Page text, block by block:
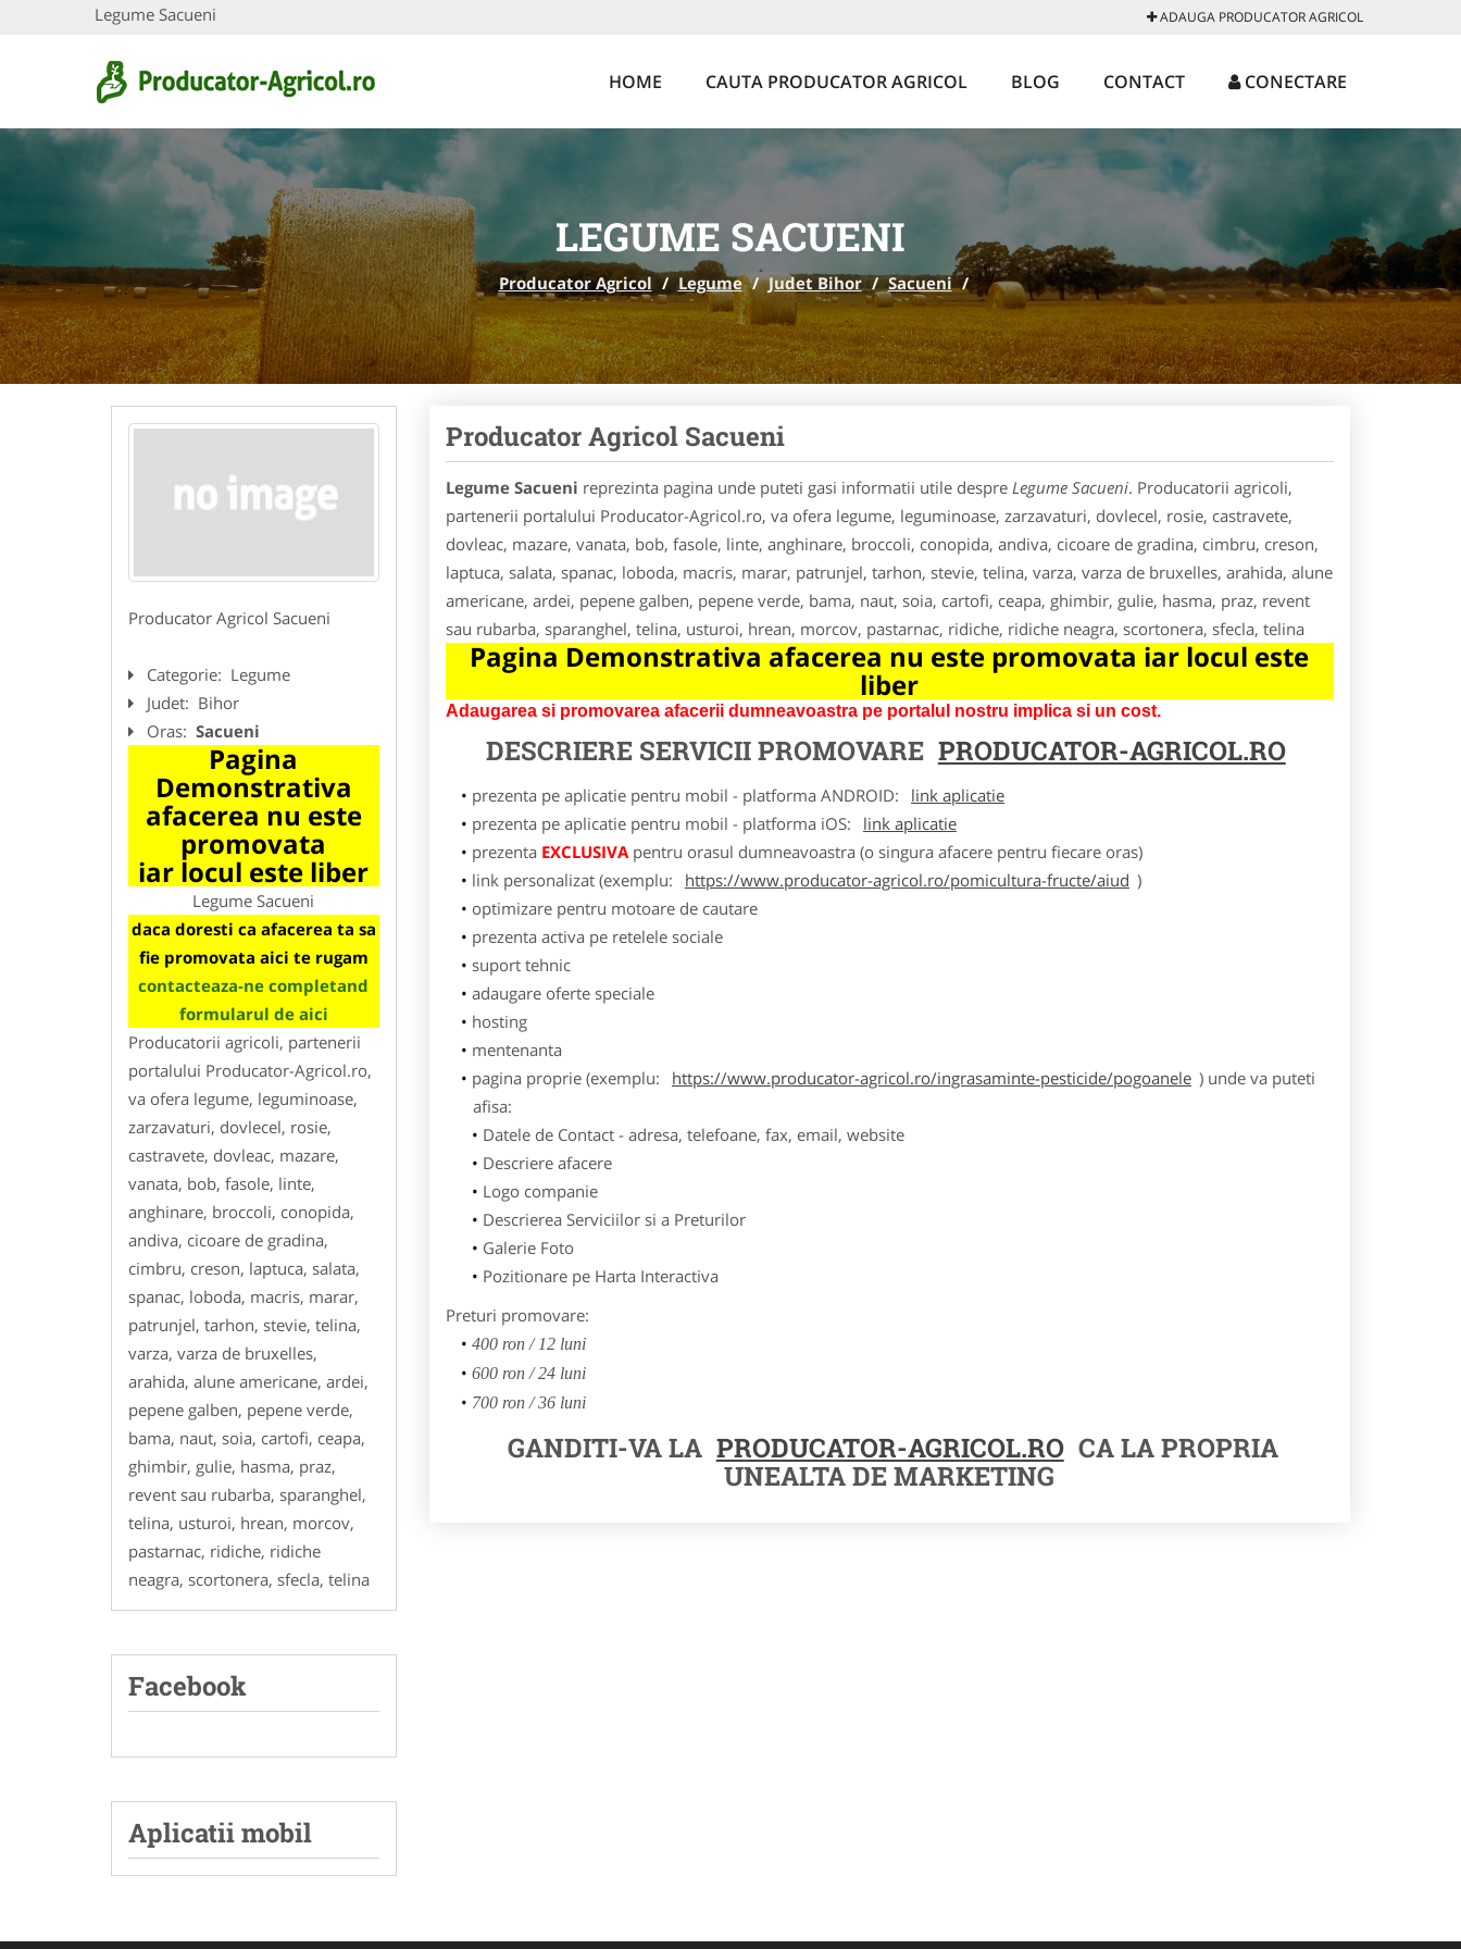
Legume Sacueni ADAUGA PRODUCATOR AGRICOL
HOME CAUTA PRODUCATOR AGRICOL BLOG CONTACT CONECTARE
LEGUME SACUENI
Producator Agricol / Legume / Judet Bihor / Sacueni /
Producator Agricol Sacueni
Categorie: Legume
Judet: Bihor
Oras: Sacueni
Pagina
Demonstrativa
afacerea nu este
promovata
iar locul este liber
Legume Sacueni
daca doresti ca afacerea ta sa
fie promovata aici te rugam
contacteaza-ne completand
formularul de aici
Producatorii agricoli, partenerii
portalului Producator-Agricol.ro,
va ofera legume, leguminoase,
zarzavaturi, dovlecel, rosie,
castravete, dovleac, mazare,
vanata, bob, fasole, linte,
anghinare, broccoli, conopida,
andiva, cicoare de gradina,
cimbru, creson, laptuca, salata,
spanac, loboda, macris, marar,
patrunjel, tarhon, stevie, telina,
varza, varza de bruxelles,
arahida, alune americane, ardei,
pepene galben, pepene verde,
bama, naut, soia, cartofi, ceapa,
ghimbir, gulie, hasma, praz,
revent sau rubarba, sparanghel,
telina, usturoi, hrean, morcov,
pastarnac, ridiche, ridiche
neagra, scortonera, sfecla, telina
Facebook
Aplicatii mobil
Producator Agricol Sacueni
Legume Sacueni reprezinta pagina unde puteti gasi informatii utile despre Legume Sacueni. Producatorii agricoli,
partenerii portalului Producator-Agricol.ro, va ofera legume, leguminoase, zarzavaturi, dovlecel, rosie, castravete,
dovleac, mazare, vanata, bob, fasole, linte, anghinare, broccoli, conopida, andiva, cicoare de gradina, cimbru, creson,
laptuca, salata, spanac, loboda, macris, marar, patrunjel, tarhon, stevie, telina, varza, varza de bruxelles, arahida, alune
americane, ardei, pepene galben, pepene verde, bama, naut, soia, cartofi, ceapa, ghimbir, gulie, hasma, praz, revent
sau rubarba, sparanghel, telina, usturoi, hrean, morcov, pastarnac, ridiche, ridiche neagra, scortonera, sfecla, telina
Pagina Demonstrativa afacerea nu este promovata iar locul este
liber
Adaugarea si promovarea afacerii dumneavoastra pe portalul nostru implica si un cost.
DESCRIERE SERVICII PROMOVARE PRODUCATOR-AGRICOL.RO
prezenta pe aplicatie pentru mobil - platforma ANDROID:
link aplicatie
prezenta pe aplicatie pentru mobil - platforma iOS:
link aplicatie
prezenta EXCLUSIVApentru orasul dumneavoastra (o singura afacere pentru fiecare oras)
link personalizat (exemplu:
https://www.producator-agricol.ro/pomicultura-fructe/aiud )
optimizare pentru motoare de cautare
prezenta activa pe retelele sociale
suport tehnic
adaugare oferte speciale
hosting
mentenanta
pagina proprie (exemplu:
https://www.producator-agricol.ro/ingrasaminte-pesticide/pogoanele ) unde va puteti
afisa:
Datele de Contact - adresa, telefoane, fax, email, website
Descriere afacere
Logo companie
Descrierea Serviciilor si a Preturilor
Galerie Foto
Pozitionare pe Harta Interactiva
Preturi promovare:
400 ron / 12 luni
600 ron / 24 luni
700 ron / 36 luni
GANDITI-VA LA PRODUCATOR-AGRICOL.RO CA LA PROPRIA
UNEALTA DE MARKETING